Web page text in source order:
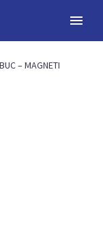
– MAGNETI